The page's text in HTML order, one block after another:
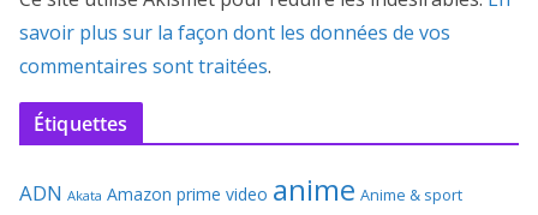
savoir plus sur la façon dont les données de vos
commentaires sont traitées.
Étiquettes
ADN Akata Amazon prime video anime Anime & sport